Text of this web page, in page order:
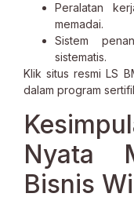
Peralatan
memadai.
Sistem
sistematis.
Klik situs resmi LS
dalam program
Nyata
Bisnis